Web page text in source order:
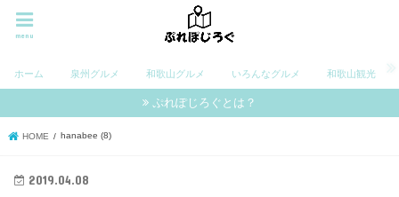
menu
ホーム 泉州グルメ 和歌山グルメ いろんなグルメ 和歌山観光
ぷれぽじろぐとは？
HOME hanabee (8)
2019.04.08